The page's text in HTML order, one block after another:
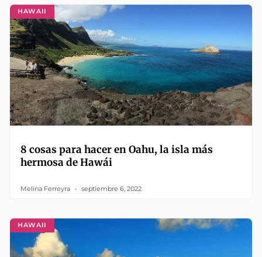
HAWAII
8 cosas para hacer en Oahu, la isla más
hermosa de Hawái
Melina Ferreyra septiembre 6, 2022
HAWAII